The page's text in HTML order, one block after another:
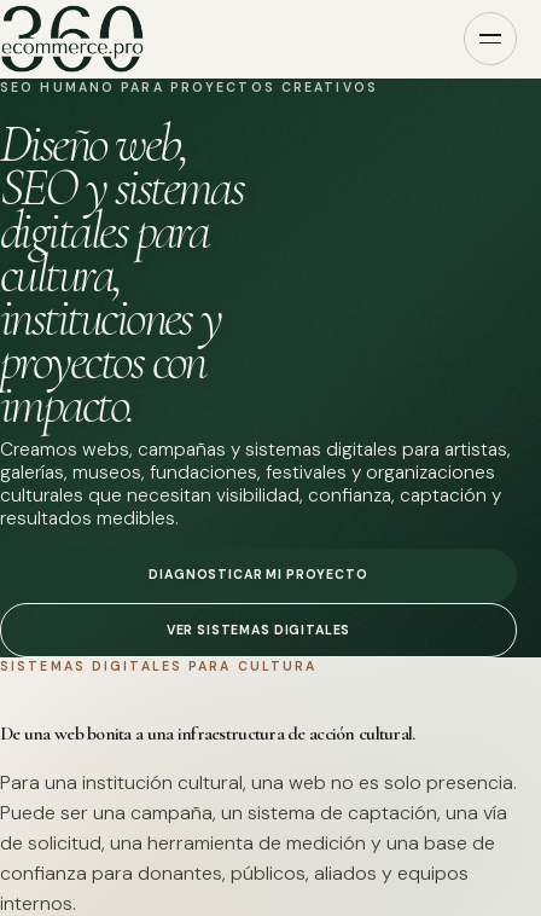
SEO HUMANO PARA PROYECTOS CREATIVOS
Diseño web,
SEO y sistemas
digitales para
cultura,
instituciones y
proyectos con
impacto.
Creamos webs, campañas y sistemas digitales para artistas,
galerías, museos, fundaciones, festivales y organizaciones
culturales que necesitan visibilidad, confianza, captación y
resultados medibles.
DIAGNOSTICAR MI PROYECTO
VER SISTEMAS DIGITALES
SISTEMAS DIGITALES PARA CULTURA
De una web bonita a una infraestructura de acción cultural.
Para una institución cultural, una web no es solo presencia.
Puede ser una campaña, un sistema de captación, una vía
de solicitud, una herramienta de medición y una base de
confianza para donantes, públicos, aliados y equipos
internos.